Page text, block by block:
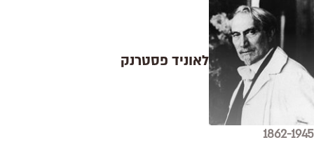
לאוניד פסטרנק
1862-